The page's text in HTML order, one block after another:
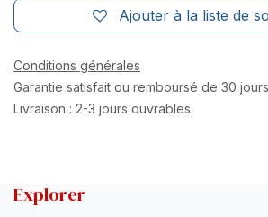
Ajouter à la liste de
Conditions générales
Garantie satisfait ou remboursé de 30 jours
Livraison : 2-3 jours ouvrables
Explorer